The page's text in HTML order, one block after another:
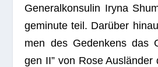
Gene­ral­kon­su­lin Iryna
ge­mi­nute teil. Dar­über
men des Geden­kens das
gen II” von Rose